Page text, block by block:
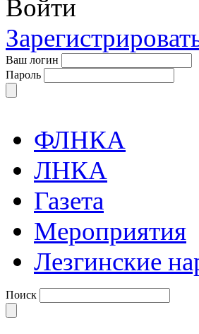
Войти
Ваш логин
Пароль
ФЛНКА
ЛНКА
Газета
Мероприятия
Лезгинские
Поиск